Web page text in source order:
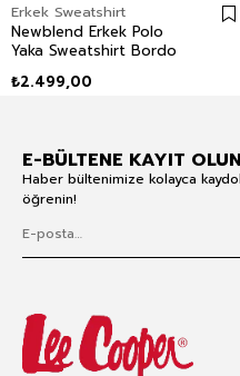
Erkek Sweatshirt
Newblend Erkek Polo
Yaka Sweatshirt Bordo
₺2.499,00
E-BÜLTENE KAYIT
Haber bültenimize kolayca
öğrenin!